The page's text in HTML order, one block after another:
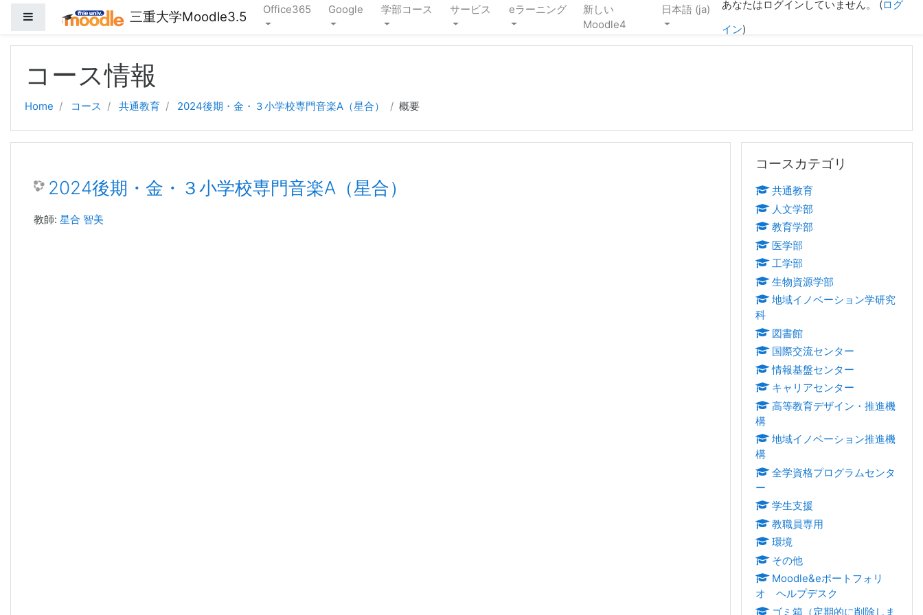
サイドパネル 三重大学Moodle3.5 Office365 Google 学部コース サービス eラーニング
新しい
Moodle4
日本語 ‎(ja)‎ あなたはログインしていません。 (ログ
イン)
コース情報
Home コース 共通教育 2024後期・金・３小学校専門音楽A（星合） 概要
2024後期・金・３小学校専門音楽A（星合）
教師: 星合 智美
コースカテゴリ
共通教育
人文学部
教育学部
医学部
工学部
生物資源学部
地域イノベーション学研究
科
図書館
国際交流センター
情報基盤センター
キャリアセンター
高等教育デザイン・推進機
構
地域イノベーション推進機
構
全学資格プログラムセンタ
ー
学生支援
教職員専用
環境
その他
Moodle&eポートフォリ
オ ヘルプデスク
ゴミ箱（定期的に削除しま